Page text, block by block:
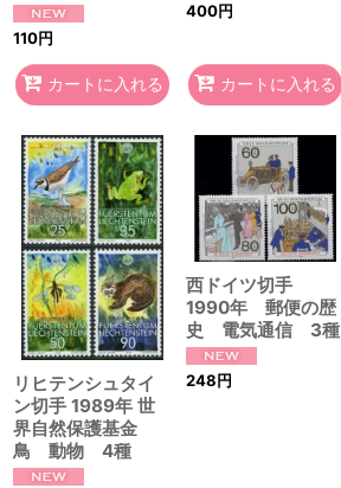
110円
カートに入れる
400円
カートに入れる
リヒテンシュタイ
ン切手 1989年 世
界自然保護基金
鳥 動物 4種
西ドイツ切手
1990年 郵便の歴
史 電気通信 3種
248円